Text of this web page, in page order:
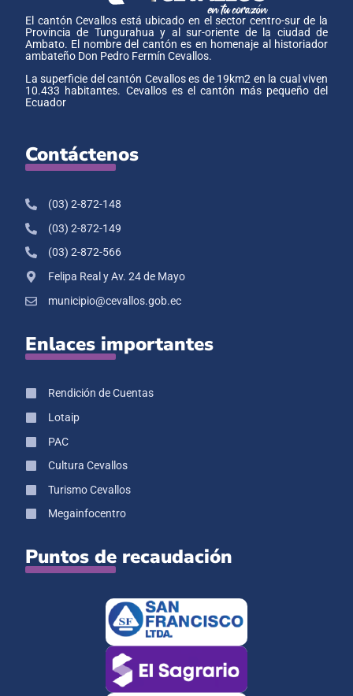
El cantón Cevallos está ubicado en el sector centro-sur de la
Provincia de Tungurahua y al sur-oriente de la ciudad de
Ambato. El nombre del cantón es en homenaje al historiador
ambateño Don Pedro Fermín Cevallos.
La superficie del cantón Cevallos es de 19km2 en la cual viven
10.433 habitantes. Cevallos es el cantón más pequeño del
Ecuador
Contáctenos
(03) 2-872-148
(03) 2-872-149
(03) 2-872-566
Felipa Real y Av. 24 de Mayo
municipio@cevallos.gob.ec
Enlaces importantes
Rendición de Cuentas
Lotaip
PAC
Cultura Cevallos
Turismo Cevallos
Megainfocentro
Puntos de recaudación